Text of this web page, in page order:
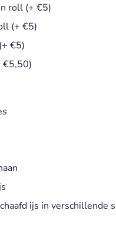
roll (+ €5)
(+ €5)
€5)
€5,50)
ijs in verschillende